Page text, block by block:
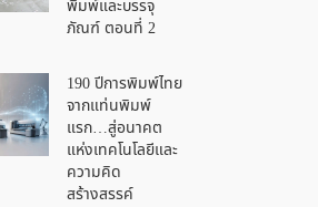
พิมพ์และบรรจุ
ภัณฑ์ ตอนที่ 2
190 ปีการพิมพ์ไทย
จากแท่นพิมพ์
แรก…สู่อนาคต
แห่งเทคโนโลยีและ
ความคิด
สร้างสรรค์